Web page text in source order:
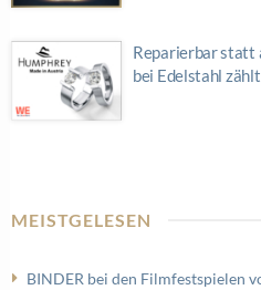
Reparierbar statt
bei Edelstahl zählt
MEISTGELESEN
BINDER bei den Filmfestspielen